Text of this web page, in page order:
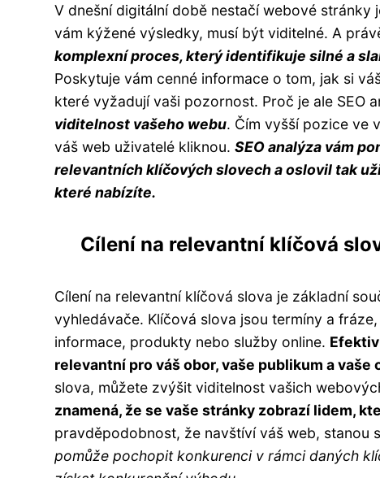
V dnešní digitální době nestačí webové
vám kýžené výsledky, musí být viditelné. A
komplexní proces, který identifikuje silné a
Poskytuje vám cenné informace o tom, jak si
které vyžadují vaši pozornost. Proč je ale SEO
viditelnost vašeho webu. Čím vyšší pozice ve
váš web uživatelé kliknou. SEO analýza vám
relevantních klíčových slovech a oslovil tak
které nabízíte.
Cílení na relevantní klíčová
Cílení na relevantní klíčová slova je základní
vyhledávače. Klíčová slova jsou termíny a
informace, produkty nebo služby online.
relevantní pro váš obor, vaše publikum a vaše
slova, můžete zvýšit viditelnost vašich
znamená, že se vaše stránky zobrazí lidem,
pravděpodobnost, že navštíví váš web, stanou
pomůže pochopit konkurenci v rámci daných